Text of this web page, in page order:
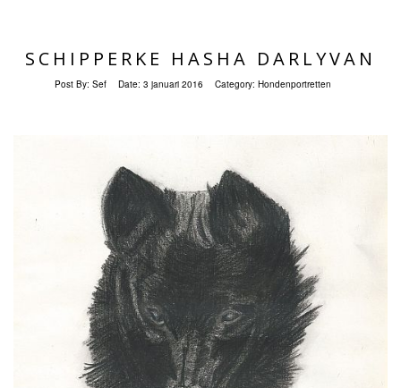
SCHIPPERKE HASHA DARLYVAN
Post By: Sef Date: 3 januari 2016 Category: Hondenportretten